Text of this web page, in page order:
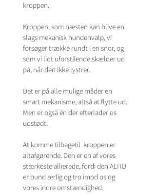
kroppen.
Kroppen, som næsten kan blive en
slags mekanisk hundehvalp, vi
forsøger trække rundt i en snor, og
som vi lidt uforstående skælder ud
på, når den ikke lystrer.
Det er på alle mulige måder en
smart mekanisme, altså at flytte ud.
Men er også én der efterlader os
udstødt.
At komme tilbagetil  kroppen er
altafgørende. Den er en af vores
stærkeste allierede, fordi den ALTID
er bund ærlig og tro imod os og
vores indre omstændighed.